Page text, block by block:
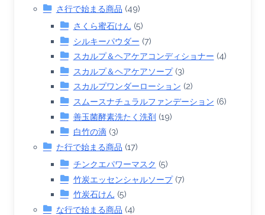
さ行で始まる商品 (49)
さくら蜜石けん (5)
シルキーパウダー (7)
スカルプ＆ヘアケアコンディショナー (4)
スカルプ＆ヘアケアソープ(3)
スカルプワンダーローション (2)
スムースナチュラルファンデーション (6)
善玉菌酵素洗たく洗剤(19)
白竹の滴(3)
た行で始まる商品 (17)
チンクエパワーマスク (5)
竹炭エッセンシャルソープ(7)
竹炭石けん (5)
な行で始まる商品 (4)